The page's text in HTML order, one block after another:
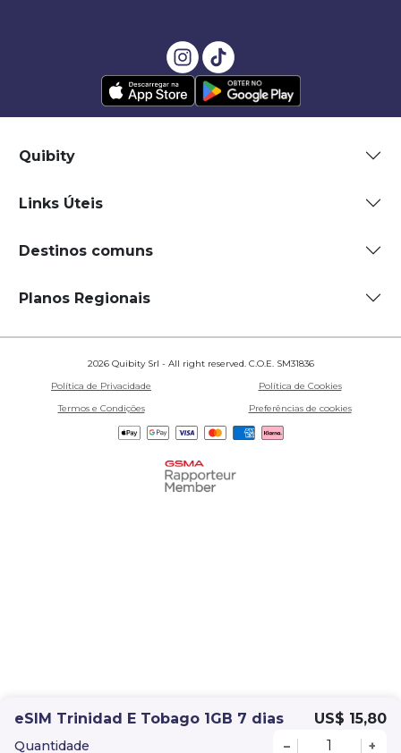
eSIM Trinidad E Tobago 1GB 7 dias US$ 15,80
Quantidade – +
Quibity
Links Úteis
Destinos comuns
Planos Regionais
2026 Quibity Srl - All right reserved. C.O.E. SM31836
Política de Privacidade
Política de Cookies
Termos e Condições
Preferências de cookies